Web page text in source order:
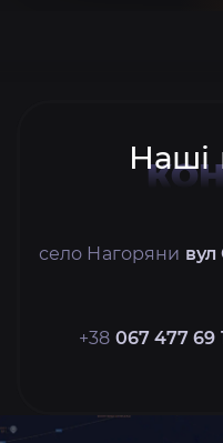
Наші
село Нагоряни вул
+38 067 477 69